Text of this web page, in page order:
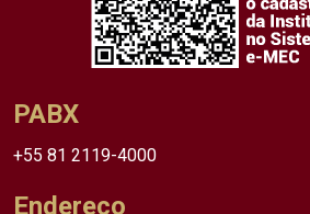
PABX
+55 81 2119-4000
Endereço